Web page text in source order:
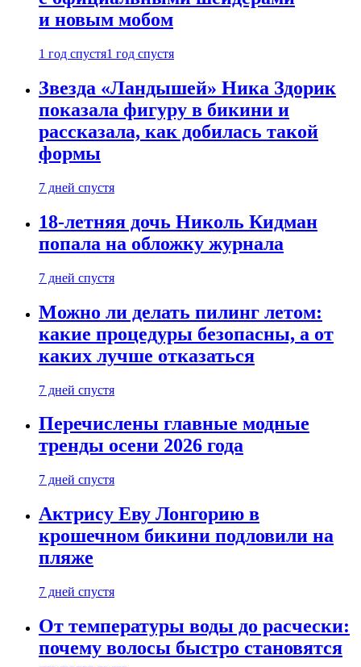
и новым мобом
1 год спустя1 год спустя
Звезда «Ландышей» Ника Здорик
показала фигуру в бикини и
рассказала, как добилась такой
формы
7 дней спустя
18-летняя дочь Николь Кидман
попала на обложку журнала
7 дней спустя
Можно ли делать пилинг летом:
какие процедуры безопасны, а от
каких лучше отказаться
7 дней спустя
Перечислены главные модные
тренды осени 2026 года
7 дней спустя
Актрису Еву Лонгорию в
крошечном бикини подловили на
пляже
7 дней спустя
От температуры воды до расчески:
почему волосы быстро становятся